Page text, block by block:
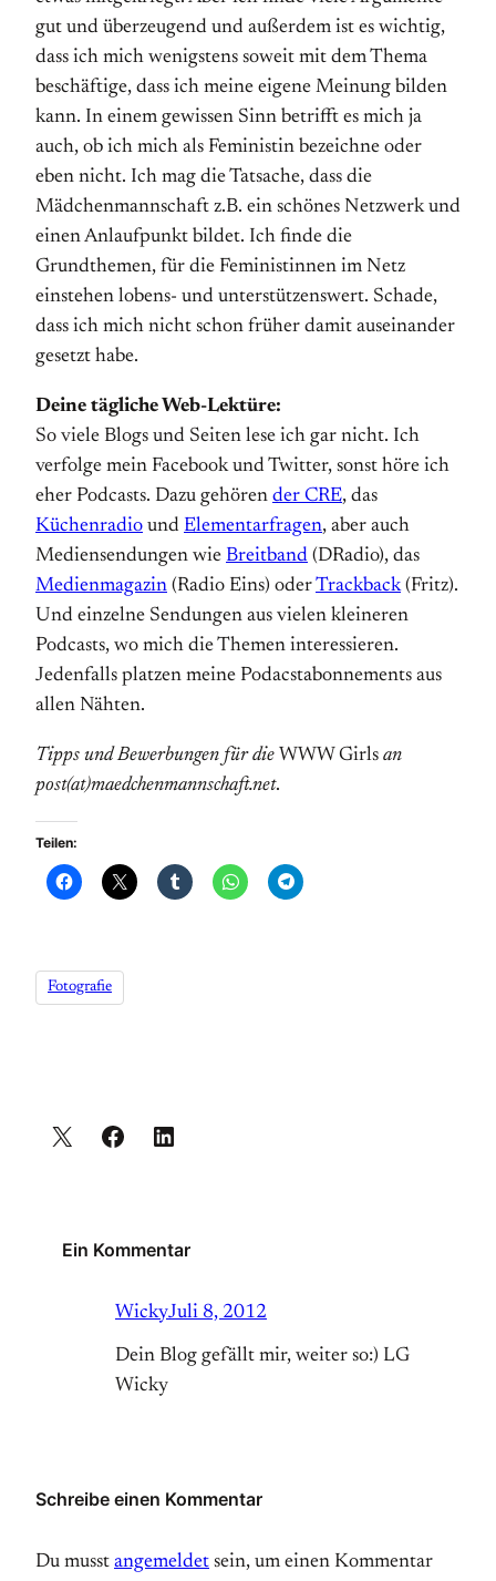
gut und überzeugend und außerdem ist es wichtig,
dass ich mich wenigstens soweit mit dem Thema
beschäftige, dass ich meine eigene Meinung bilden
kann. In einem gewissen Sinn betrifft es mich ja
auch, ob ich mich als Feministin bezeichne oder
eben nicht. Ich mag die Tatsache, dass die
Mädchenmannschaft z.B. ein schönes Netzwerk und
einen Anlaufpunkt bildet. Ich finde die
Grundthemen, für die Feministinnen im Netz
einstehen lobens- und unterstützenswert. Schade,
dass ich mich nicht schon früher damit auseinander
gesetzt habe.
Deine tägliche Web-Lektüre:
So viele Blogs und Seiten lese ich gar nicht. Ich
verfolge mein Facebook und Twitter, sonst höre ich
eher Podcasts. Dazu gehören der CRE, das
Küchenradio und Elementarfragen, aber auch
Mediensendungen wie Breitband (DRadio), das
Medienmagazin (Radio Eins) oderTrackback(Fritz).
Und einzelne Sendungen aus vielen kleineren
Podcasts, wo mich die Themen interessieren.
Jedenfalls platzen meine Podacstabonnements aus
allen Nähten.
Tipps und Bewerbungen für die WWW Girls an
post(at)maedchenmannschaft.net.
Teilen:
Fotografie
Ein Kommentar
WickyJuli 8, 2012
Dein Blog gefällt mir, weiter so:) LG
Wicky
Schreibe einen Kommentar
Du musst angemeldet sein, um einen Kommentar